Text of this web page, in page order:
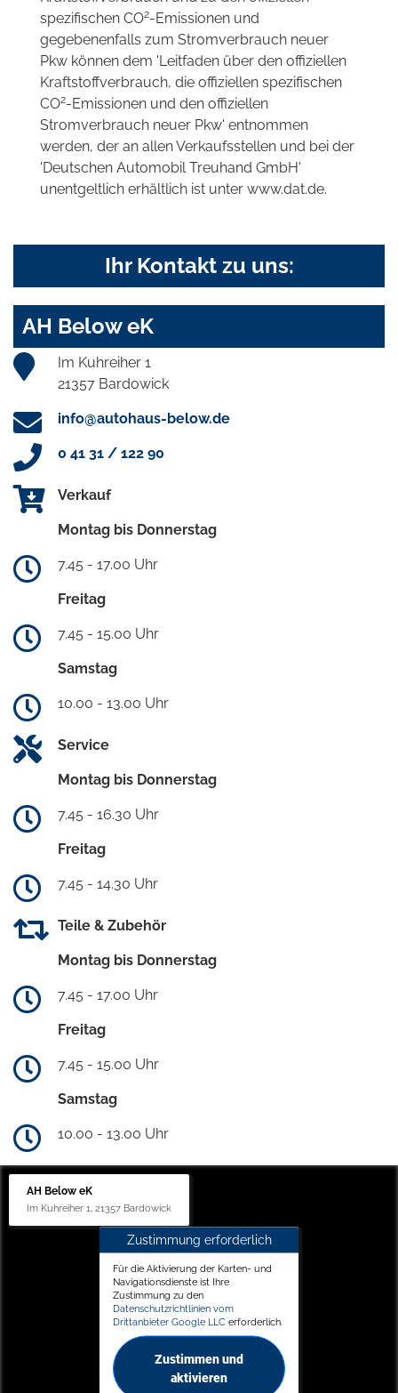
spezifischen CO2-Emissionen und
gegebenenfalls zum Stromverbrauch neuer
Pkw können dem 'Leitfaden über den offiziellen
Kraftstoffverbrauch, die offiziellen spezifischen
CO2-Emissionen und den offiziellen
Stromverbrauch neuer Pkw' entnommen
werden, der an allen Verkaufsstellen und bei der
'Deutschen Automobil Treuhand GmbH'
unentgeltlich erhältlich ist unter www.dat.de.
Ihr Kontakt zu uns:
AH Below eK
Im Kuhreiher 1
21357 Bardowick
info@autohaus-below.de
0 41 31 / 122 90
Verkauf
Montag bis Donnerstag
7.45 - 17.00 Uhr
Freitag
7.45 - 15.00 Uhr
Samstag
10.00 - 13.00 Uhr
Service
Montag bis Donnerstag
7.45 - 16.30 Uhr
Freitag
7.45 - 14.30 Uhr
Teile & Zubehör
Montag bis Donnerstag
7.45 - 17.00 Uhr
Freitag
7.45 - 15.00 Uhr
Samstag
10.00 - 13.00 Uhr
AH Below eK
Im Kuhreiher 1, 21357 Bardowick
Zustimmung erforderlich
Für die Aktivierung der Karten- und
Navigationsdienste ist Ihre
Zustimmung zu den
Datenschutzrichtlinien vom
Drittanbieter Google LLC erforderlich.
Zustimmen und
aktivieren